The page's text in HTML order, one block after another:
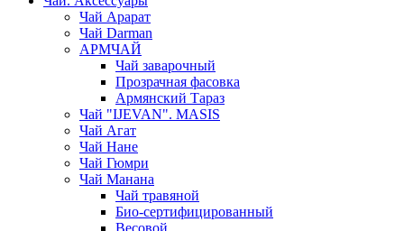
Чай Арарат
Чай Darman
АРМЧАЙ
Чай заварочный
Прозрачная фасовка
Армянский Тараз
Чай "IJEVAN". MASIS
Чай Агат
Чай Нане
Чай Гюмри
Чай Манана
Чай травяной
Био-сертифицированный
Весовой